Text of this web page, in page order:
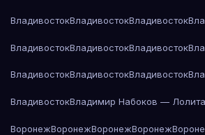
ВладивостокВладивостокВладивосток
ВладивостокВладивостокВладивосток
ВладивостокВладивостокВладивосток
ВладивостокВладимир Набоков — Лолита
ВоронежВоронежВоронежВоронеж